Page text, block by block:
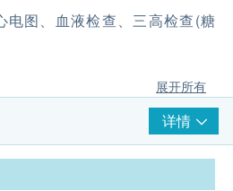
电图、血液检查、三高检查(糖
展开所有
详情